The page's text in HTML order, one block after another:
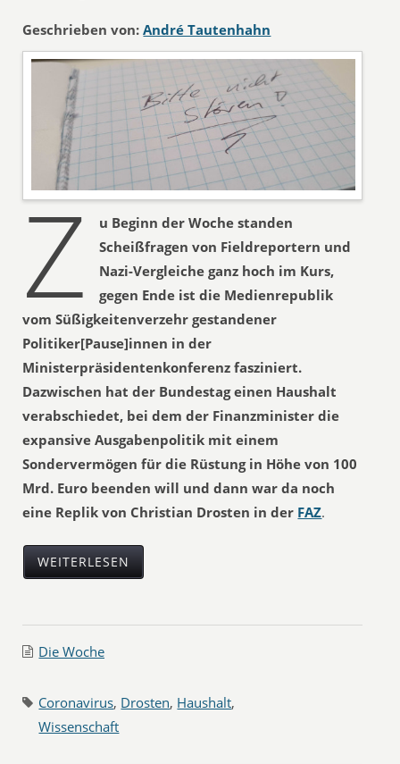
Geschrieben von: André Tautenhahn
Z
u Beginn der Woche standen
Scheißfragen von Fieldreportern und
Nazi-Vergleiche ganz hoch im Kurs,
gegen Ende ist die Medienrepublik
vom Süßigkeitenverzehr gestandener
Politiker[Pause]innen in der
Ministerpräsidentenkonferenz fasziniert.
Dazwischen hat der Bundestag einen Haushalt
verabschiedet, bei dem der Finanzminister die
expansive Ausgabenpolitik mit einem
Sondervermögen für die Rüstung in Höhe von 100
Mrd. Euro beenden will und dann war da noch
eine Replik von Christian Drosten in der FAZ.
WEITERLESEN
Die Woche
Coronavirus, Drosten, Haushalt,
Wissenschaft